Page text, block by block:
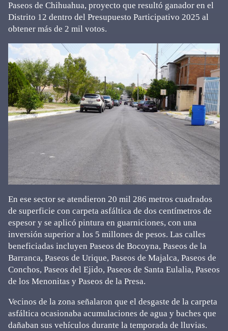
Paseos de Chihuahua, proyecto que resultó ganador en el
Distrito 12 dentro del Presupuesto Participativo 2025 al
obtener más de 2 mil votos.
En ese sector se atendieron 20 mil 286 metros cuadrados
de superficie con carpeta asfáltica de dos centímetros de
espesor y se aplicó pintura en guarniciones, con una
inversión superior a los 5 millones de pesos. Las calles
beneficiadas incluyen Paseos de Bocoyna, Paseos de la
Barranca, Paseos de Urique, Paseos de Majalca, Paseos de
Conchos, Paseos del Ejido, Paseos de Santa Eulalia, Paseos
de los Menonitas y Paseos de la Presa.
Vecinos de la zona señalaron que el desgaste de la carpeta
asfáltica ocasionaba acumulaciones de agua y baches que
dañaban sus vehículos durante la temporada de lluvias.